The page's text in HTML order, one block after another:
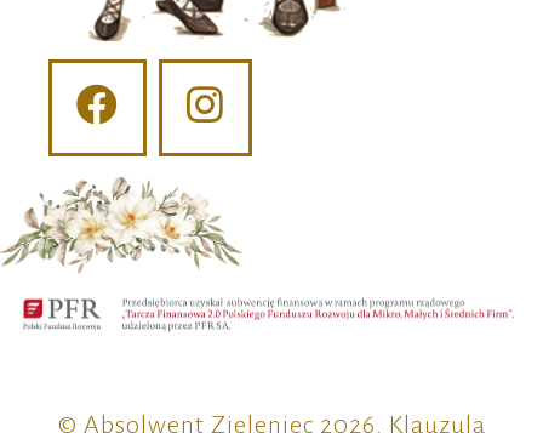
© Absolwent Zieleniec 2026. Klauzula